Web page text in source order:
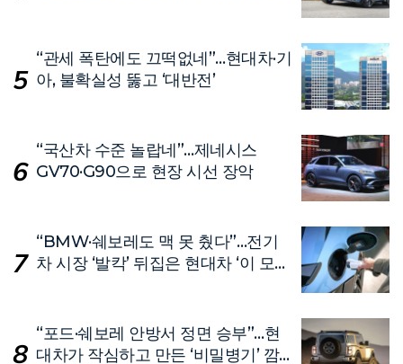
“관세 폭탄에도 끄떡없네”…현대차·기
아, 불확실성 뚫고 ‘대반전’
“국산차 수준 놀랍네”…제네시스
GV70·G90으로 현장 시선 장악
“BMW·쉐보레도 맥 못 췄다”…전기
차 시장 ‘발칵’ 뒤집은 현대차 ‘이 모
“포드·쉐보레 안방서 정면 승부”…현
대차가 작심하고 만든 ‘비밀병기’ 깜